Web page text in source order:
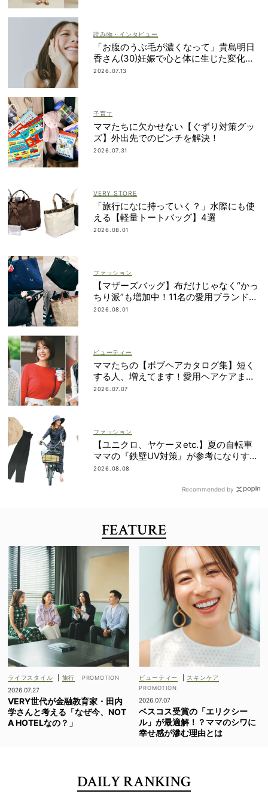
読み物・インタビュー
「お腹のうぶ毛が濃くなって」貴島明日
香さん(30)妊娠で心と体に生じた変化も
「愛しいです」
2026.07.13
子育て
ママたちに欠かせない【ぐずり対策グッ
ズ】外出先でのピンチを解決！
2026.07.31
VERY STORE
「旅行になに持っていく？」水際にも使
える【軽量トートバッグ】4選
2026.08.01
ファッション
【マザーズバッグ】布だけじゃなく“かっ
ちり派”も増加中！11名の愛用ブランド
は？
2026.08.01
ビューティー
ママたちの【ボブヘアカタログ集】短く
する人、増えてます！愛用ヘアケアまで
全部見せ
2026.07.07
ファッション
【ユニクロ、ヤケーヌetc.】夏の自転車
ママの『鉄壁UV対策』が参考になりすぎ
る！
2026.08.08
Recommended by
FEATURE
ライフスタイル
旅行
2026.07.27
VERY世代が金融教育家・田内
学さんと考える「なぜ今、NOT
A HOTELなの？」
ビューティー スキンケア
2026.07.07
ベスコス受賞の「エリクシー
ル」が最適解！？ママのシワに
幸せ感が滲む理由とは
DAILY RANKING